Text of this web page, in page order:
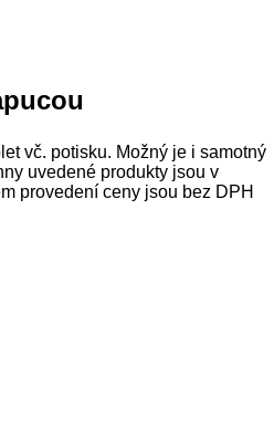
vč. potisku. Možný je i samotný
uvedené produkty jsou v
provedení ceny jsou bez DPH